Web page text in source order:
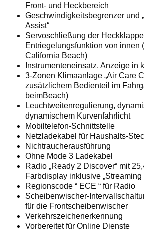
Front- und Heckbereich
Geschwindigkeitsbegrenzer und
Assist“
Servoschließung der
Entriegelungsfunktion von innen
California Beach)
Instrumenteneinsatz, Anzeige in
3-Zonen Klimaanlage „Air Care
zusätzlichem Bedienteil im
beimBeach)
Leuchtweitenregulierung,
dynamischem Kurvenfahrlicht
Mobiltelefon-Schnittstelle
Netzladekabel für Haushalts-
Nichtraucherausführung
Ohne Mode 3 Ladekabel
Radio „Ready 2 Discover“ mit
Farbdisplay inklusive „Streaming
Regionscode “ ECE “ für Radio
Scheibenwischer-
für die Frontscheibenwischer
Verkehrszeichenerkennung
Vorbereitet für Online Dienste